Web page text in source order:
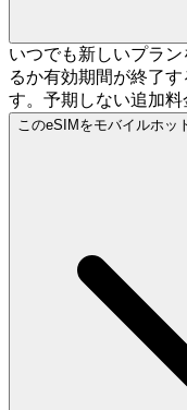
いつでも新しいプラ
るか有効期間が終了
す。予期しない追加料
このeSIMをモバイルホッ